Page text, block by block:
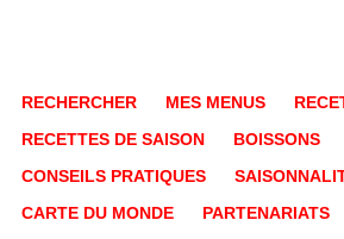
RECHERCHER MES MENUS
RECETTES DE SAISON
BOISSONS
CONSEILS PRATIQUES
CARTE DU MONDE
PARTENARIATS